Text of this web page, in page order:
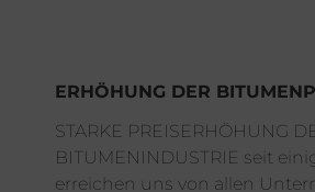
ERHÖHUNG DER
STARKE PREISERHÖHUNG
BITUMENINDUSTRIE seit
erreichen uns von allen